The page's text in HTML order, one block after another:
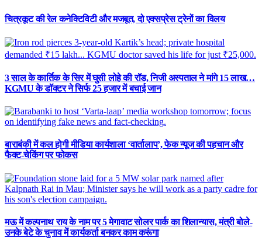
चित्रकूट की रेल कनेक्टिविटी और मजबूत, दो एक्सप्रेस ट्रेनों का विलय
3 साल के कार्तिक के सिर में घुसी लोहे की रॉड, निजी अस्पताल ने मांगे 15 लाख…
KGMU के डॉक्टर ने सिर्फ 25 हजार में बचाई जान
बाराबंकी में कल होगी मीडिया कार्यशाला ‘वार्तालाप’, फेक न्यूज की पहचान और
फैक्ट-चेकिंग पर फोकस
मऊ में कल्पनाथ राय के नाम पर 5 मेगावाट सोलर पार्क का शिलान्यास, मंत्री बोले-
उनके बेटे के चुनाव में कार्यकर्ता बनकर काम करूंगा